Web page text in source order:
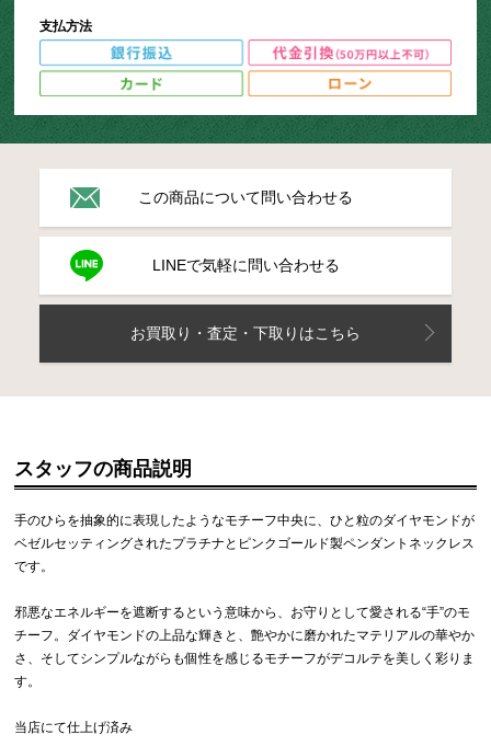
支払方法
この商品について問い合わせる
LINEで気軽に問い合わせる
お買取り・査定・下取りはこちら
スタッフの商品説明
手のひらを抽象的に表現したようなモチーフ中央に、ひと粒のダイヤモンドが
ベゼルセッティングされたプラチナとピンクゴールド製ペンダントネックレス
です。
邪悪なエネルギーを遮断するという意味から、お守りとして愛される“手”のモ
チーフ。ダイヤモンドの上品な輝きと、艶やかに磨かれたマテリアルの華やか
さ、そしてシンプルながらも個性を感じるモチーフがデコルテを美しく彩りま
す。
当店にて仕上げ済み